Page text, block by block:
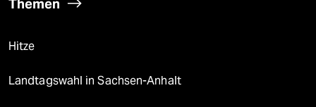
Themen
Hitze
Landtagswahl in Sachsen-Anhalt